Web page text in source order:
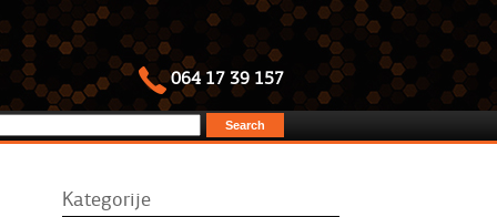
064 17 39 157
Kategorije